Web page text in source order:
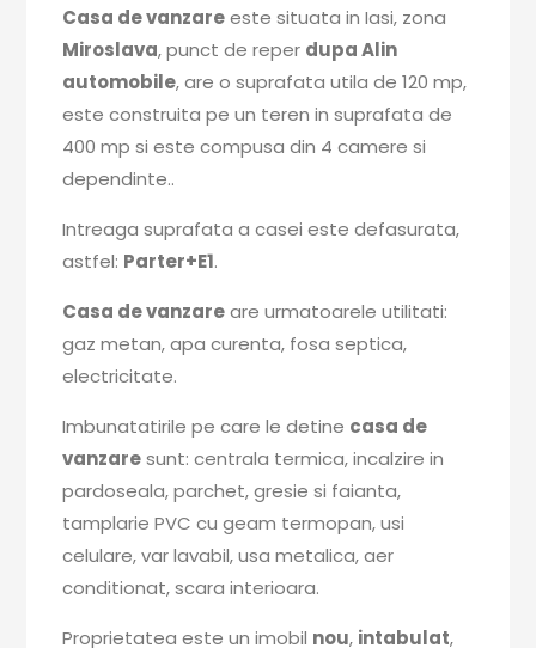
Casa de vanzareeste situata in Iasi, zona
Miroslava, punct de reper dupa Alin
automobile, are o suprafata utila de 120 mp,
este construita pe un teren in suprafata de
400 mp si este compusa din 4 camere si
dependinte..
Intreaga suprafata a casei este defasurata,
astfel: Parter+E1.
Casa de vanzareare urmatoarele utilitati:
gaz metan, apa curenta, fosa septica,
electricitate.
Imbunatatirile pe care le detine casa de
vanzaresunt: centrala termica, incalzire in
pardoseala, parchet, gresie si faianta,
tamplarie PVC cu geam termopan, usi
celulare, var lavabil, usa metalica, aer
conditionat, scara interioara.
Proprietatea este un imobil nou, intabulat,